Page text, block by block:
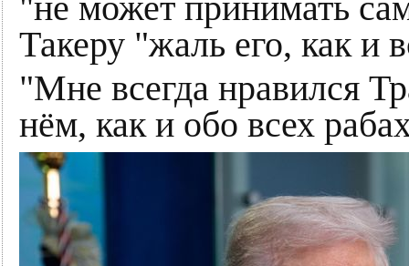
"не может принимать
Такеру "жаль его, как и
"Мне всегда нравился
нём, как и обо всех